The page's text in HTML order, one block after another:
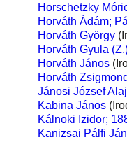
Horschetzky
Horváth Ádám;
Horváth György
Horváth Gyula
Horváth János
Horváth
Jánosi József
Kabina János
Kálnoki Izidor;
Kanizsai Pálfi